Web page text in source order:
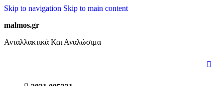
Skip to navigation Skip to main content
malmos.gr
Ανταλλακτικά Και Αναλώσιμα